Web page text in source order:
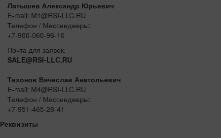
Латышев Александр Юрьевич
E-mail: M1@RSI-LLC.RU
Телефон / Мессенджеры:
+7-900-060-96-10
Почта для заявок:
SALE@RSI-LLC.RU
Тихонов Вячеслав Анатольевич
E-mail: M4@RSI-LLC.RU
Телефон / Мессенджеры:
+7-951-465-28-41
Реквизиты